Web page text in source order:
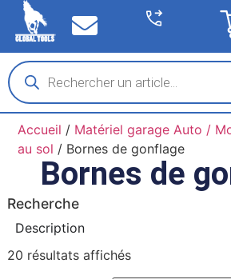
Accueil / Matériel garage Auto /
au sol / Bornes de gonflage
Bornes de
Recherche
Description
20 résultats affichés